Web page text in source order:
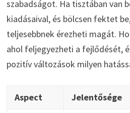
szabadságot. Ha tisztában van
kiadásaival, és bölcsen fektet
teljesebbnek érezheti magát.
ahol feljegyezheti a fejlődését,
pozitív változások milyen
Aspect Jelentősége